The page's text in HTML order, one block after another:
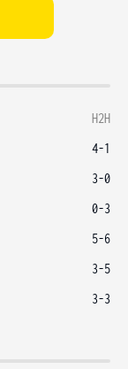
H2H
4-1
3-0
0-3
5-6
3-5
3-3